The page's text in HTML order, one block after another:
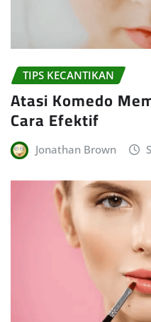
TIPS KECANTIKAN
Atasi Komedo
Cara Efektif
Jonathan Brown